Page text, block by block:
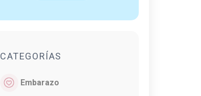
CATEGORÍAS
Embarazo